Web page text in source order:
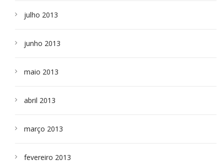
julho 2013
junho 2013
maio 2013
abril 2013
março 2013
fevereiro 2013